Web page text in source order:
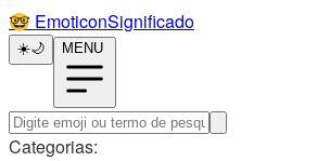
🤓️ EmoticonSignificado
☀️🌙 MENU
Categorias: